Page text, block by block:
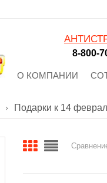
8-800-
О КОМПАНИИ
Подарки к 14